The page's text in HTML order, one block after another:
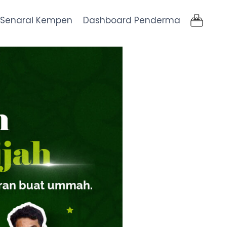
Senarai Kempen Dashboard Penderma